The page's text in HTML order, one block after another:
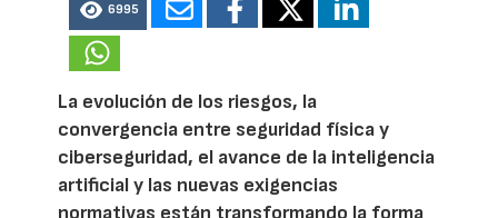
6995
La evolución de los riesgos, la
convergencia entre seguridad física y
ciberseguridad, el avance de la inteligencia
artificial y las nuevas exigencias
normativas están transformando la forma